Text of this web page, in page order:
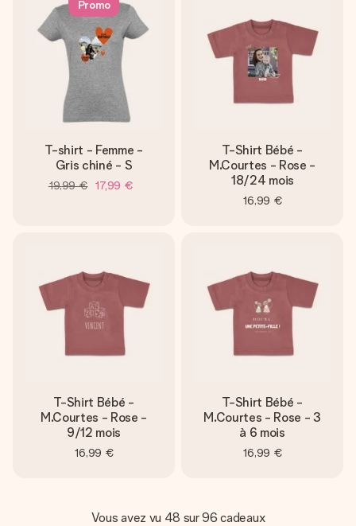
Promo
T-shirt - Femme -
Gris chiné - S
19,99 € 17,99 €
T-Shirt Bébé -
M.Courtes - Rose -
18/24 mois
16,99 €
T-Shirt Bébé -
M.Courtes - Rose -
9/12 mois
16,99 €
T-Shirt Bébé -
M.Courtes - Rose - 3
à 6 mois
16,99 €
Vous avez vu 48 sur 96 cadeaux